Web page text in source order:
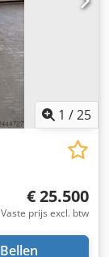
1 /25
€ 25.500
Vaste prijs excl. btw
Bellen